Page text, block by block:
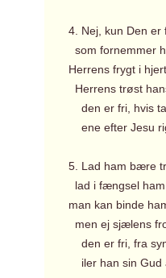
4. Nej, kun Den er
som fornemmer
Herrens frygt i
Herrens trøst
den er fri, hvis
ene efter Jesu
5. Lad ham bære
lad i fængsel ham
man kan binde
men ej sjælens
den er fri, fra
iler han sin Gud